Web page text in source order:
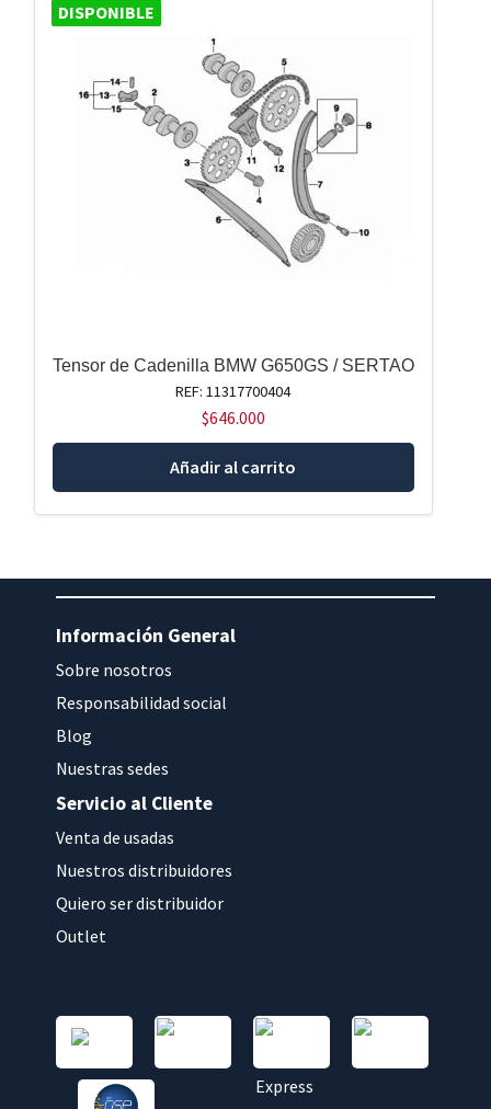
DISPONIBLE
Tensor de Cadenilla BMW G650GS / SERTAO
REF: 11317700404
$646.000
Añadir al carrito
Información General
Sobre nosotros
Responsabilidad social
Blog
Nuestras sedes
Servicio al Cliente
Venta de usadas
Nuestros distribuidores
Quiero ser distribuidor
Outlet